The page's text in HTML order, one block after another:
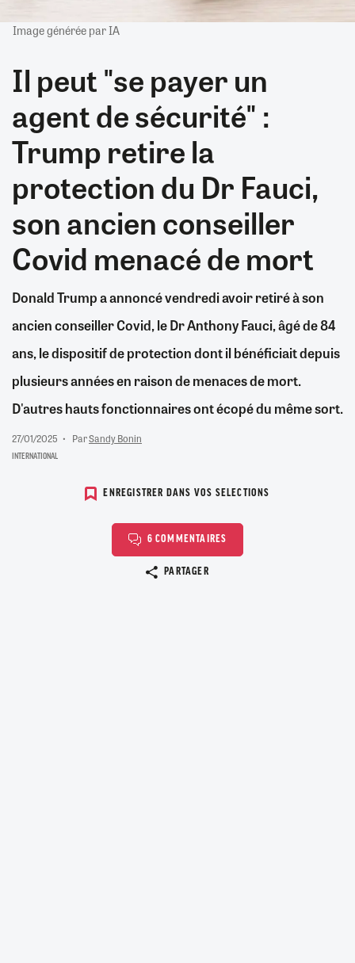
Image générée par IA
Il peut "se payer un
agent de sécurité" :
Trump retire la
protection du Dr Fauci,
son ancien conseiller
Covid menacé de mort
Donald Trump a annoncé vendredi avoir retiré à son
ancien conseiller Covid, le Dr Anthony Fauci, âgé de 84
ans, le dispositif de protection dont il bénéficiait depuis
plusieurs années en raison de menaces de mort.
D'autres hauts fonctionnaires ont écopé du même sort.
27/01/2025 ParSandy Bonin
INTERNATIONAL
ENREGISTRER DANS VOS SELECTIONS
6 COMMENTAIRES
PARTAGER